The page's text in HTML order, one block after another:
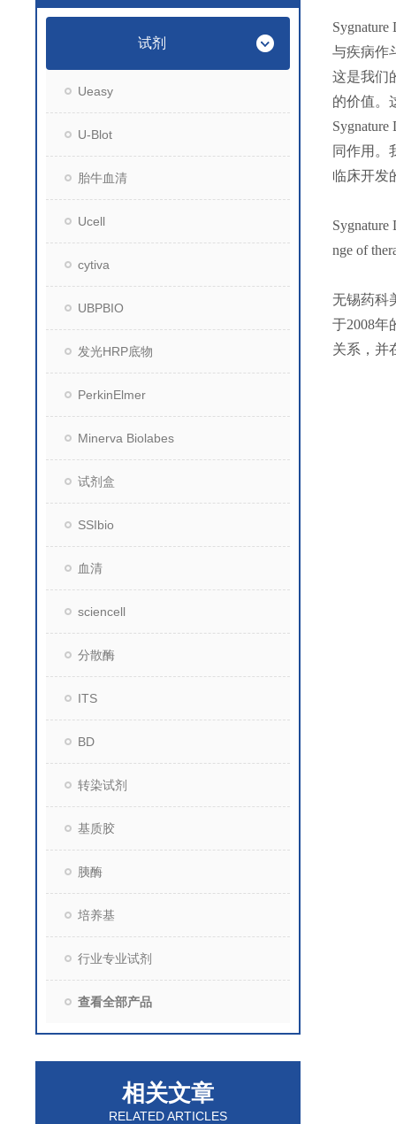
试剂
Ueasy
U-Blot
胎牛血清
Ucell
cytiva
UBPBIO
发光HRP底物
PerkinElmer
Minerva Biolabes
试剂盒
SSIbio
血清
sciencell
分散酶
ITS
BD
转染试剂
基质胶
胰酶
培养基
行业专业试剂
查看全部产品
相关文章
RELATED ARTICLES
与疾病作
这是我们
的价值。
同作用
临床开发
Sygnature
nge of
无锡药科
于2008年
关系，并